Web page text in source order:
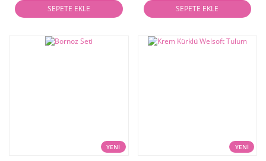
SEPETE EKLE SEPETE EKLE
YENİ YENİ